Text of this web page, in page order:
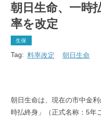
朝日生命、一時
率を改定
生保
Tag: 料率改定 朝日生命
朝日生命は、現在の市中金
時払終身」（正式名称：5年